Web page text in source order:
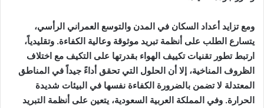
ومع تزايد أعداد السكان في المدن والتوسع العمراني الرأسي،
يتسارع الطلب على أنظمة تبريد موثوقة وعالية الكفاءة. وتقليدياً،
ارتبط تطور تقنيات تكييف الهواء بقدرتها على التكيف مع اختلاف
الظروف المناخية، إلا أن الحلول التي تحقق أداءً جيداً في المناطق
المعتدلة لا تضمن بالضرورة الكفاءة نفسها في البيئات شديدة
الحرارة. وفي المملكة العربية السعودية، يتعين على أنظمة التبريد